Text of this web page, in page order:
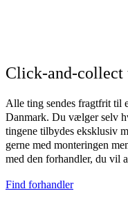
Click-and-collect
Alle ting sendes fragtfrit til
Danmark. Du vælger selv
tingene tilbydes eksklusiv
gerne med monteringen
med den forhandler, du vil
Find forhandler